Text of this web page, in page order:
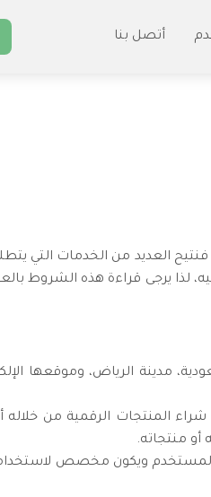
أتصل بنا
العديد من الخدمات التي
يرجى قراءة هذه الشروط
مدينة الرياض، وموقعها
المنتجات الرقمية من خلاله أو
أو منتجاته.
ويكون مخصص